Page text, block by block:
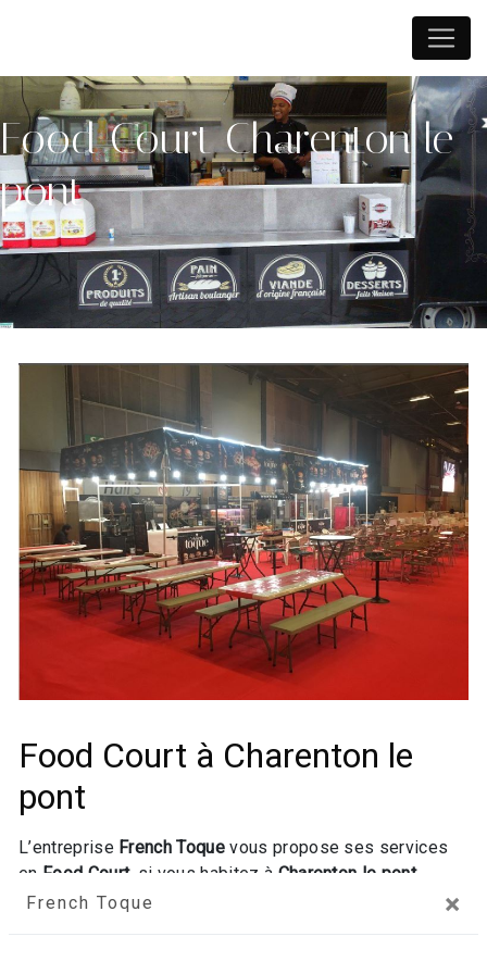
French Toque ×
Food Court Charenton le
pont
Food Court à Charenton le
pont
L’entreprise French Toque vous propose ses services
en Food Court, si vous habitez à Charenton le pont.
Entreprise usant d’une expérience et d’un savoir-faire de